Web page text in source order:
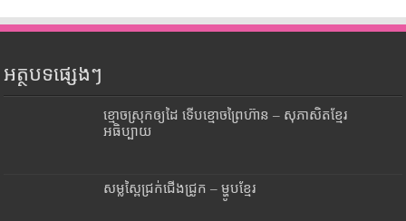
អត្ថបទផ្សេងៗ
ខ្មោចស្រុកឲ្យដៃ ទើបខ្មោចព្រៃហ៊ាន – សុភាសិតខ្មែរ
អធិប្បាយ
សម្លស្ពៃជ្រក់ជើងជ្រូក – ម្ហូបខ្មែរ